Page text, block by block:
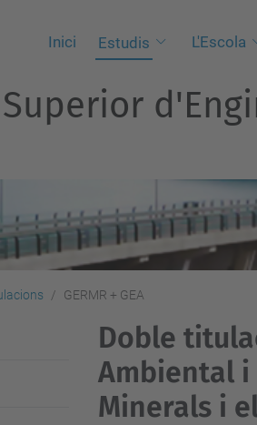
Inici Estudis L'Escola
GERMR + GEA
Doble
Ambiental i
Minerals i